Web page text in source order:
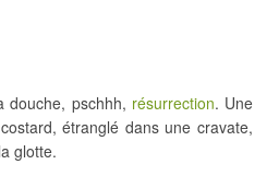
douche, pschhh, résurrection. Une
étranglé dans une cravate,
glotte.